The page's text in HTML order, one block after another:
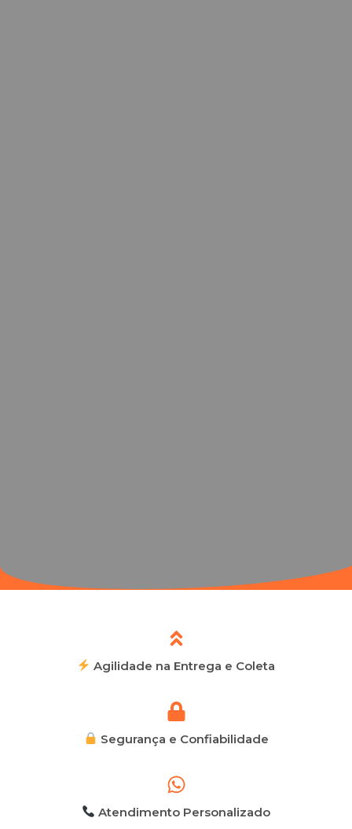
Agilidade na Entrega e Coleta
Segurança e Confiabilidade
Atendimento Personalizado